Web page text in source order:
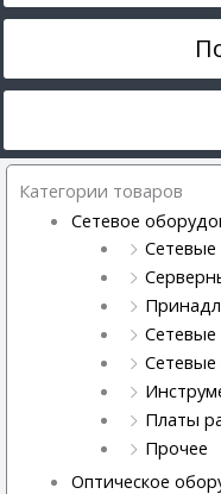
Категории товаров
Сетевое
Сетевые
Сетевые
Платы
Прочее
Оптическое